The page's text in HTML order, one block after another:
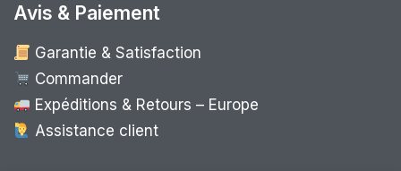
Avis & Paiement
Garantie & Satisfaction
Commander
Expéditions & Retours – Europe
Assistance client